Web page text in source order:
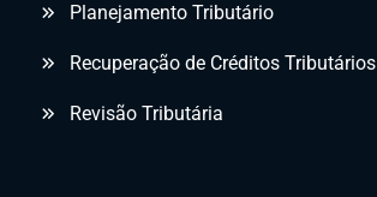
Planejamento Tributário
Recuperação de Créditos Tributários
Revisão Tributária